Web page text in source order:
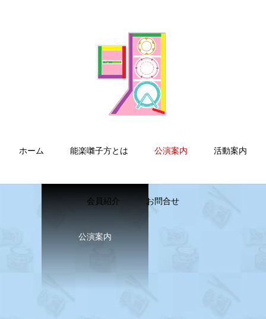
ホーム 能楽囃子方とは 公演案内 活動案内
会員紹介 お問合せ
公演案内